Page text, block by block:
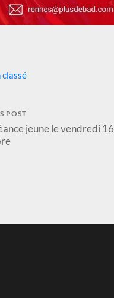
classé
POST
jeune le vendredi 16